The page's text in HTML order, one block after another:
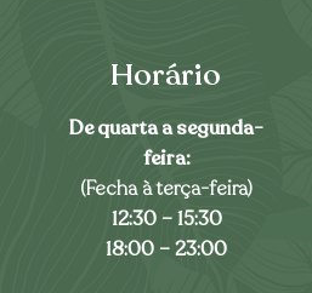
Horário
De quarta a segunda-
feira:
(Fecha à terça-feira)
12:30 – 15:30
18:00 – 23:00